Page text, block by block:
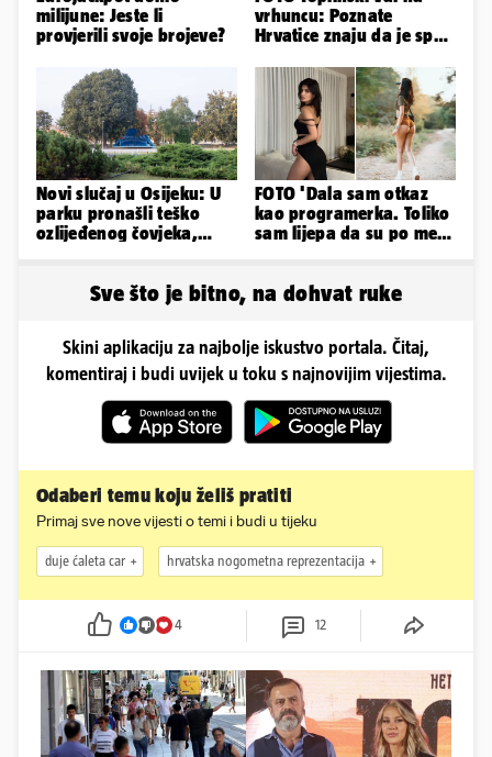
milijune: Jeste li
provjerili svoje brojeve?
vrhuncu: Poznate
Hrvatice znaju da je spas
Novi slučaj u Osijeku: U
parku pronašli teško
ozlijeđenog čovjeka,
FOTO 'Dala sam otkaz
kao programerka. Toliko
sam lijepa da su po meni
Sve što je bitno, na dohvat ruke
Skini aplikaciju za najbolje iskustvo portala. Čitaj,
komentiraj i budi uvijek u toku s najnovijim vijestima.
Odaberi temu koju želiš pratiti
Primaj sve nove vijesti o temi i budi u tijeku
duje ćaleta car hrvatska nogometna reprezentacija
4 12